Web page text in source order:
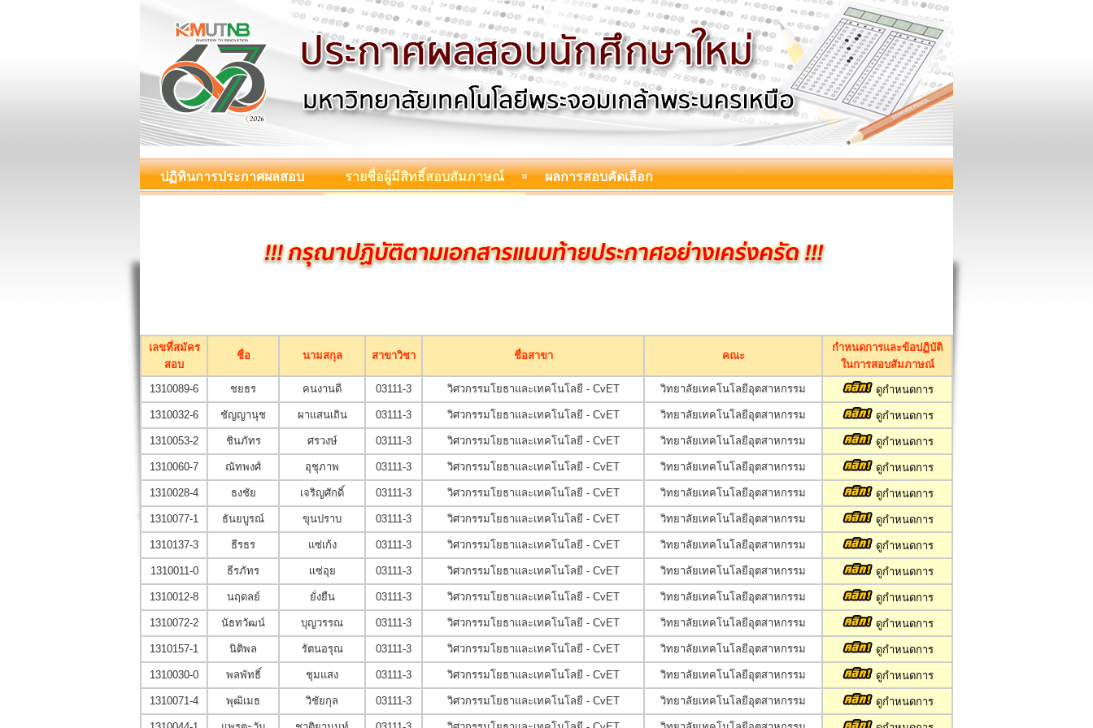
ปฏิทินการประกาศผลสอบ รายชื่อผู้มีสิทธิ์สอบสัมภาษณ์ ผลการสอบคัดเลือก
เลขที่สมัคร
สอบ
ชื่อ นามสกุล สาขาวิชา ชื่อสาขา คณะ
กำหนดการและข้อปฏิบัติ
ในการสอบสัมภาษณ์
1310089-6
ชยธร คนงานดี 03111-3 วิศวกรรมโยธาและเทคโนโลยี - CvET วิทยาลัยเทคโนโลยีอุตสาหกรรม ดูกำหนดการ
1310032-6 ชัญญานุช ผาแสนเถิน 03111-3 วิศวกรรมโยธาและเทคโนโลยี - CvET วิทยาลัยเทคโนโลยีอุตสาหกรรม ดูกำหนดการ
1310053-2 ชินภัทร ศรวงษ์ 03111-3 วิศวกรรมโยธาและเทคโนโลยี - CvET วิทยาลัยเทคโนโลยีอุตสาหกรรม ดูกำหนดการ
1310060-7 ณัทพงศ์ อุชุภาพ 03111-3 วิศวกรรมโยธาและเทคโนโลยี - CvET วิทยาลัยเทคโนโลยีอุตสาหกรรม ดูกำหนดการ
1310028-4 ธงชัย เจริญศักดิ์ 03111-3 วิศวกรรมโยธาและเทคโนโลยี - CvET วิทยาลัยเทคโนโลยีอุตสาหกรรม ดูกำหนดการ
1310077-1 ธันยบูรณ์ ขุนปราบ 03111-3 วิศวกรรมโยธาและเทคโนโลยี - CvET วิทยาลัยเทคโนโลยีอุตสาหกรรม ดูกำหนดการ
1310137-3 ธีรธร แซ่เก้ง 03111-3 วิศวกรรมโยธาและเทคโนโลยี - CvET วิทยาลัยเทคโนโลยีอุตสาหกรรม ดูกำหนดการ
1310011-0 ธีรภัทร เเซ่อุย 03111-3 วิศวกรรมโยธาและเทคโนโลยี - CvET วิทยาลัยเทคโนโลยีอุตสาหกรรม ดูกำหนดการ
1310012-8 นฤดลย์ ยั่งยืน 03111-3 วิศวกรรมโยธาและเทคโนโลยี - CvET วิทยาลัยเทคโนโลยีอุตสาหกรรม ดูกำหนดการ
1310072-2 นัธทวัฒน์ บุญวรรณ 03111-3 วิศวกรรมโยธาและเทคโนโลยี - CvET วิทยาลัยเทคโนโลยีอุตสาหกรรม ดูกำหนดการ
1310157-1 นิติพล รัตนอรุณ 03111-3 วิศวกรรมโยธาและเทคโนโลยี - CvET วิทยาลัยเทคโนโลยีอุตสาหกรรม ดูกำหนดการ
1310030-0 พลพัทธิ์ ชุมแสง 03111-3 วิศวกรรมโยธาและเทคโนโลยี - CvET วิทยาลัยเทคโนโลยีอุตสาหกรรม ดูกำหนดการ
1310071-4 พุฒิเมธ วิชัยกุล 03111-3 วิศวกรรมโยธาและเทคโนโลยี - CvET วิทยาลัยเทคโนโลยีอุตสาหกรรม ดูกำหนดการ